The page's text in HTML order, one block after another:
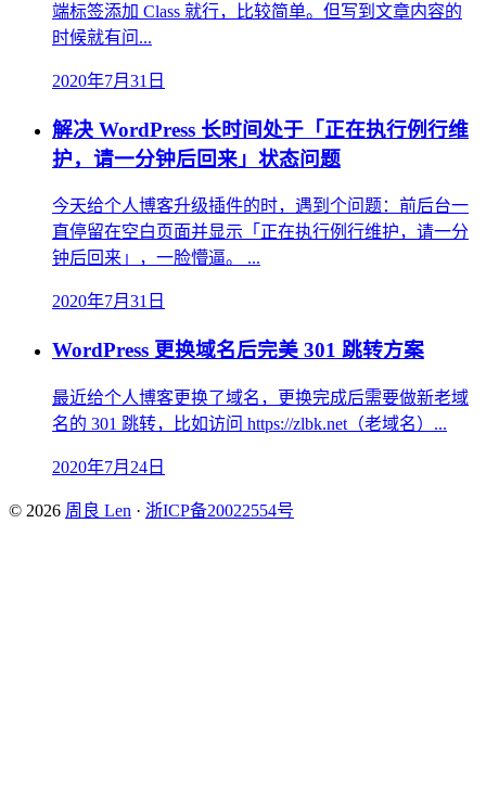
端标签添加 Class 就行，比较简单。但写到文章内容的
时候就有问...
2020年7月31日
解决 WordPress 长时间处于「正在执行例行维
护，请一分钟后回来」状态问题
今天给个人博客升级插件的时，遇到个问题：前后台一
直停留在空白页面并显示「正在执行例行维护，请一分
钟后回来」，一脸懵逼。 ...
2020年7月31日
WordPress 更换域名后完美 301 跳转方案
最近给个人博客更换了域名，更换完成后需要做新老域
名的 301 跳转，比如访问 https://zlbk.net（老域名）...
2020年7月24日
© 2026 周良 Len · 浙ICP备20022554号